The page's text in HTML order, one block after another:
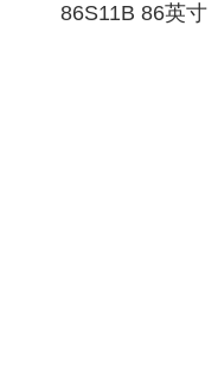
86S11B 86英寸